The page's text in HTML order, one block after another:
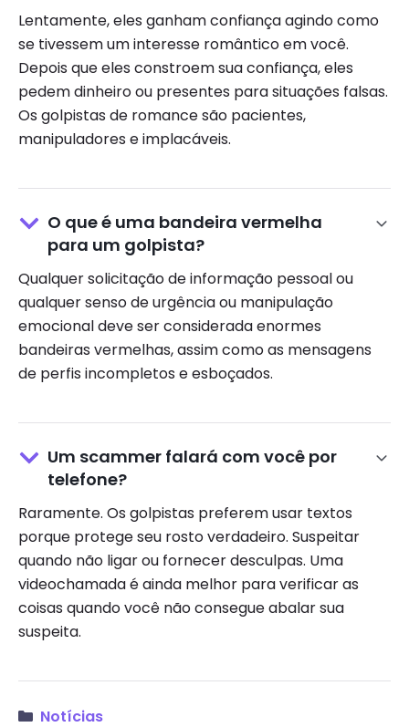
Lentamente, eles ganham confiança agindo como
se tivessem um interesse romântico em você.
Depois que eles constroem sua confiança, eles
pedem dinheiro ou presentes para situações falsas.
Os golpistas de romance são pacientes,
manipuladores e implacáveis.
O que é uma bandeira vermelha
para um golpista?
Qualquer solicitação de informação pessoal ou
qualquer senso de urgência ou manipulação
emocional deve ser considerada enormes
bandeiras vermelhas, assim como as mensagens
de perfis incompletos e esboçados.
Um scammer falará com você por
telefone?
Raramente. Os golpistas preferem usar textos
porque protege seu rosto verdadeiro. Suspeitar
quando não ligar ou fornecer desculpas. Uma
videochamada é ainda melhor para verificar as
coisas quando você não consegue abalar sua
suspeita.
Notícias